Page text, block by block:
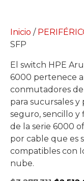
Inicio /
SFP
El switch HPE
6000 pertenece
conmutadores
para sucursales y
seguro, sencillo y
de la serie 6000
por cable que es
compatibles con
nube.